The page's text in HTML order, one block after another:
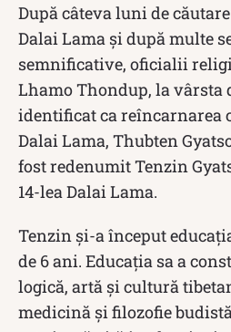
După câteva luni de
Dalai Lama și după multe
semnificative, oficialii
Lhamo Thondup, la vârsta
identificat ca reîncarnarea
Dalai Lama, Thubten
fost redenumit Tenzin
14-lea Dalai Lama.
Tenzin și-a început
de 6 ani. Educația sa a
logică, artă și cultură
medicină și filozofie